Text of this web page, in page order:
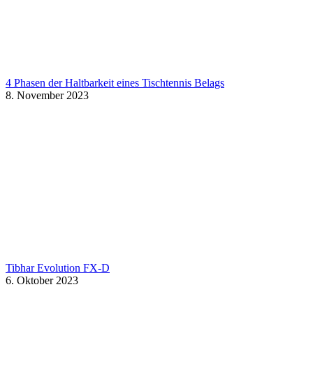
4 Phasen der Haltbarkeit eines Tischtennis Belags
8. November 2023
Tibhar Evolution FX-D
6. Oktober 2023